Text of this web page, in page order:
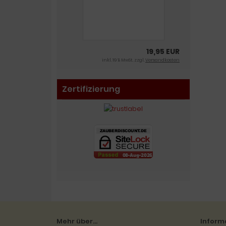
19,95 EUR
inkl. 19 % MwSt. zzgl.Versandkosten
Zertifizierung
Mehr über...